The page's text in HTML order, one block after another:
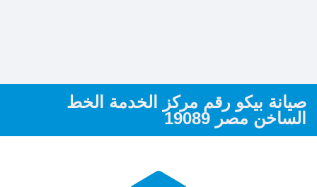
صيانة بيكو رقم مركز الخدمة الخط
الساخن مصر 19089